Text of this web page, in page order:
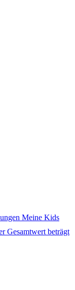
Meine Kids
Gesamtwert beträgt